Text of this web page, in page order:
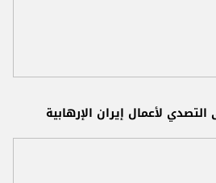
لأعمال إيران الإرهابية